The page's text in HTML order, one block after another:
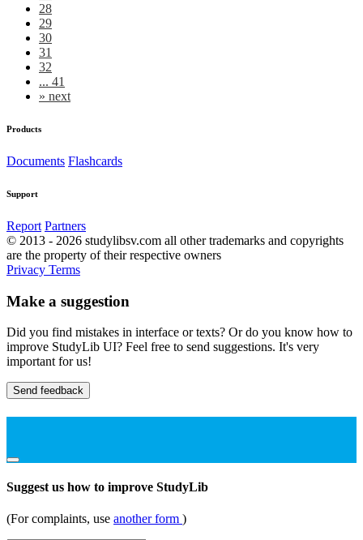
28
29
30
31
32
... 41
» next
Products
Documents Flashcards
Support
Report Partners
© 2013 - 2026 studylibsv.com all other trademarks and copyrights
are the property of their respective owners
Privacy Terms
Make a suggestion
Did you find mistakes in interface or texts? Or do you know how to
improve StudyLib UI? Feel free to send suggestions. It's very
important for us!
Send feedback
Suggest us how to improve StudyLib
(For complaints, use another form )